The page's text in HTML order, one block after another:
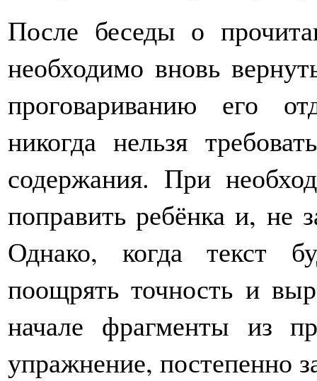
После беседы о
необходимо вновь
проговариванию его
никогда нельзя
содержания. При
поправить ребёнка и, не
Однако, когда текст
поощрять точность и
начале фрагменты из
упражнение, постепенно